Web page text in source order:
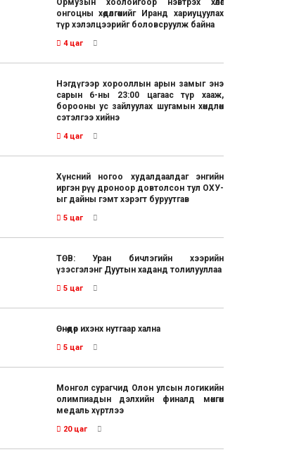
Ормузын хоолойгоор нэвтрэх хөлөг
онгоцны хөдөлгөөнийг Иранд хариуцуулах
түр хэлэлцээрийг боловсруулж байна
4 цаг
Нэгдүгээр хорооллын арын замыг энэ
сарын 6-ны 23:00 цагаас түр хааж,
борооны ус зайлуулах шугамын хөндлөн
сэтэлгээ хийнэ
4 цаг
Хүнсний ногоо худалдаалдаг энгийн
иргэн рүү дроноор довтолсон тул ОХУ-
ыг дайны гэмт хэрэгт буруутгав
5 цаг
ТӨВ: Уран бичлэгийн хээрийн
үзэсгэлэнг Дуутын хаданд толилууллаа
5 цаг
Өнөөдөр ихэнх нутгаар хална
5 цаг
Монгол сурагчид Олон улсын логикийн
олимпиадын дэлхийн финалд мөнгөн
медаль хүртлээ
20 цаг